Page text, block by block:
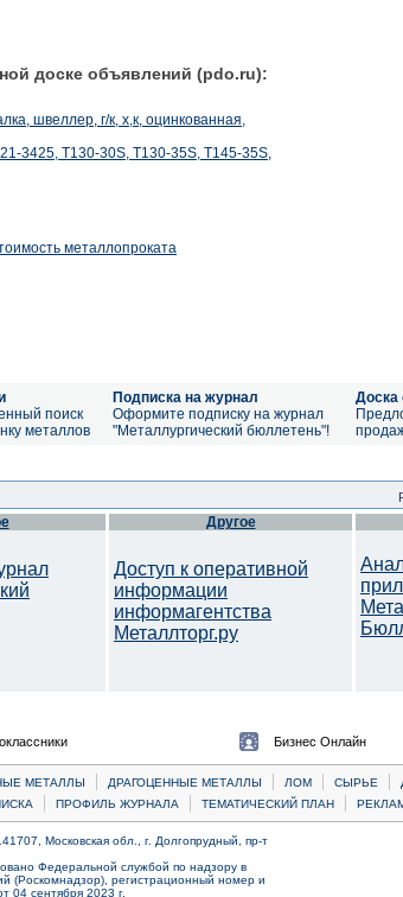
доске объявлений (pdo.ru):
швеллер, г/к, х,к, оцинкованная,
3425, T130-30S, T130-35S, T145-35S,
металлопроката
поиск
металлов
Подписка на журнал
Оформите подписку на журнал
"Металлургический бюллетень"!
Доска
Другое
Доступ к оперативной
информации
информагентства
Металлторг.ру
Бизнес Онлайн
МЕТАЛЛЫ | ДРАГОЦЕННЫЕ МЕТАЛЛЫ | ЛОМ | CЫРЬЕ |
| ПРОФИЛЬ ЖУРНАЛА | ТЕМАТИЧЕСКИЙ ПЛАН |
Московская обл., г. Долгопрудный, пр-т
Федеральной службой по надзору в
(Роскомнадзор), регистрационный номер и
сентября 2023 г.